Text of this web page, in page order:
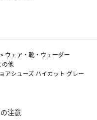
> ウェア・靴・ウェーダー
他
アシューズ ハイカット グレー
注意